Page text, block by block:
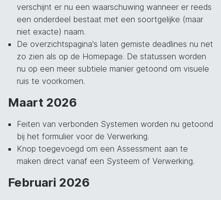
verschijnt er nu een waarschuwing wanneer er reeds
een onderdeel bestaat met een soortgelijke (maar
niet exacte) naam.
De overzichtspagina's laten gemiste deadlines nu net
zo zien als op de Homepage. De statussen worden
nu op een meer subtiele manier getoond om visuele
ruis te voorkomen.
Maart 2026
Feiten van verbonden Systemen worden nu getoond
bij het formulier voor de Verwerking.
Knop toegevoegd om een Assessment aan te
maken direct vanaf een Systeem of Verwerking.
Februari 2026